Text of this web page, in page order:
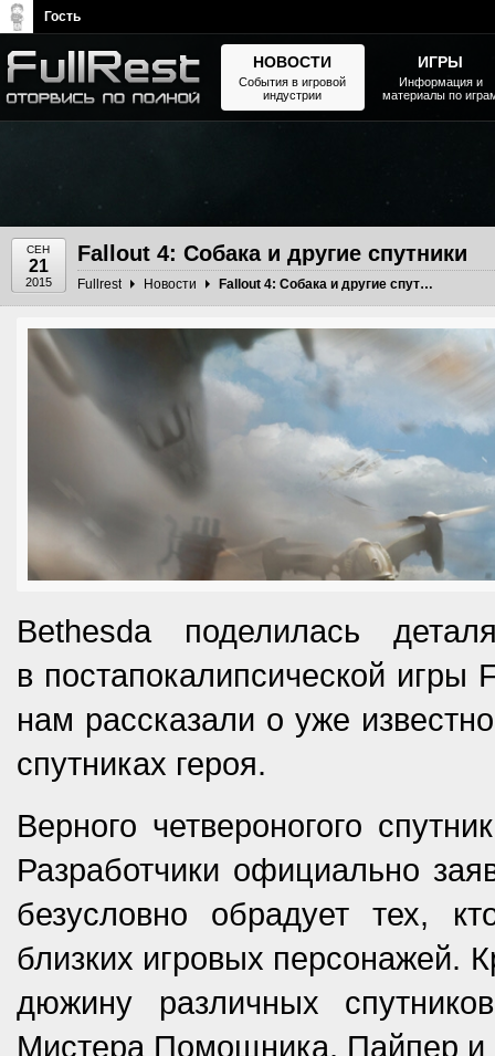
СЕН
21
2015
Fallout 4: Собака и другие спутники
Fullrest Новости Fallout 4: Собака и другие спутники
Bethesda поделилась
в постапокалипсической
нам рассказали о уже
спутниках героя.
Верного четвероногого
Разработчики официально
безусловно обрадует тех,
близких игровых персонажей.
дюжину различных
Мистера Помощника, Пайпер и
НОВОСТИ
События в игровой
индустрии
ИГРЫ
Информация и
материалы по
Гость